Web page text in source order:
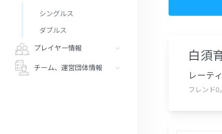
シングルス
ダブルス
プレイヤー情報
チーム、運営団体情報
白須
レーテ
フレンド0